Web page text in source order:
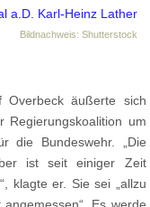
Bildnachweis: Shutterstock
Overbeck äußerte sich
Regierungskoalition um
die Bundeswehr. „Die
ist seit einiger Zeit
klagte er. Sie sei „allzu